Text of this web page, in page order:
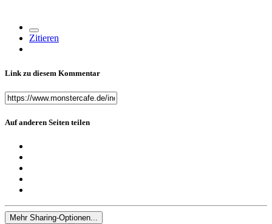
Zitieren
Link zu diesem Kommentar
Auf anderen Seiten teilen
Mehr Sharing-Optionen...